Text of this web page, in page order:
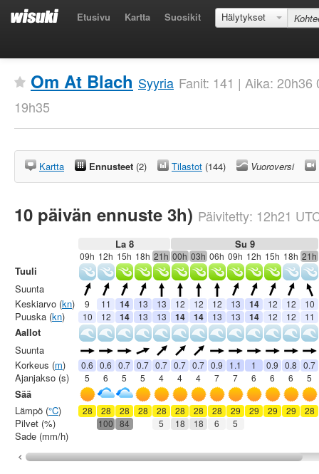
Etusivu Kartta Suosikit Hälytykset
Om At Blach Syyria Fanit: 141 | Aika:
19h35
Kartta Ennusteet (2) Tilastot (144) Vuoroversi
10 päivän ennuste 3h) Päivitetty: 12h21
La 8 Su 9
09h 12h 15h 18h 21h 00h 03h 06h 09h 12h 15h 18h 21h
9 11 14 13 13 12 12 12 13 14 12 12
10
10
12 14 13 13 14 14 13 13 14 12 12 11
0.6 0.6 0.7 0.7 0.7 0.7 0.7 0.9 1.1 1 0.9 0.8 0.7
5
6 5 5 4 4 4 7 7 6 6 6 5
28 28 28 28 28 28 28 28 29 29 29 29
28
100 84 5 18 18 6 5
Tuuli
Suunta
Keskiarvo (kn)
Puuska (kn)
Aallot
Suunta
Korkeus (m)
Ajanjakso (s)
Sää
Lämpö (°C)
Pilvet (%)
Sade (mm/h)